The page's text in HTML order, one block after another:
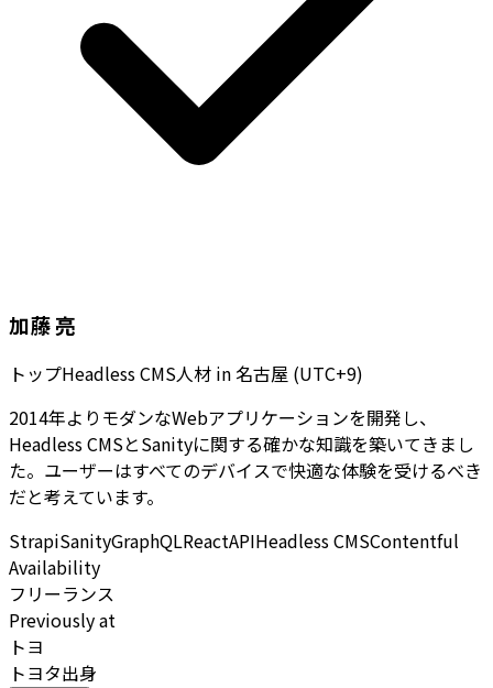
加藤 亮
トップHeadless CMS人材 in 名古屋 (UTC+9)
2014年よりモダンなWebアプリケーションを開発し、
Headless CMSとSanityに関する確かな知識を築いてきまし
た。ユーザーはすべてのデバイスで快適な体験を受けるべき
だと考えています。
StrapiSanityGraphQLReactAPIHeadless CMSContentful
Availability
フリーランス
Previously at
トヨ
トヨタ出身